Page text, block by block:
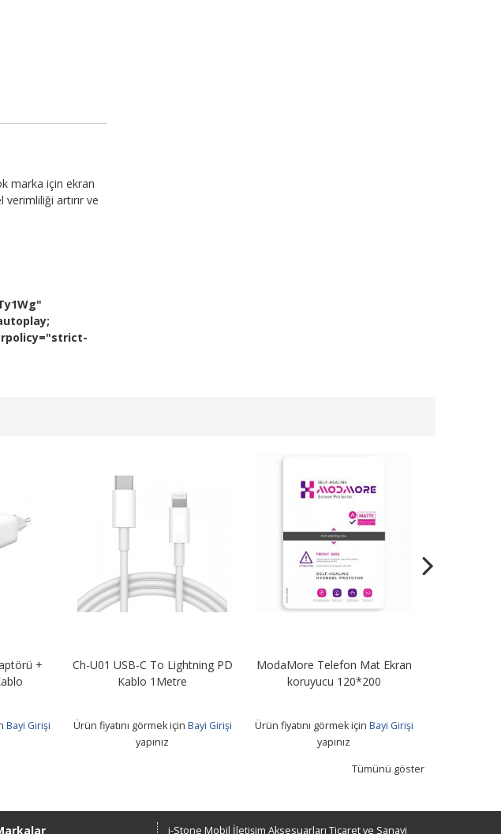
marka için ekran
artırır ve
+
Bayi Girişi
Ch-U01 USB-C To Lightning PD
Kablo 1Metre
Ürün fiyatını görmek için Bayi Girişi
yapınız
ModaMore Telefon Mat Ekran
koruyucu 120*200
Ürün fiyatını görmek için Bayi Girişi
yapınız
Tümünü göster
i-Stone Mobil İletişim Aksesuarları Ticaret ve Sanayi